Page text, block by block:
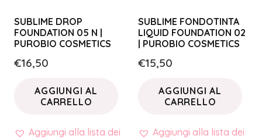
SUBLIME DROP
FOUNDATION 05 N |
PUROBIO COSMETICS
€16,50
AGGIUNGI AL
CARRELLO
Aggiungi alla lista dei
SUBLIME FONDOTINTA
LIQUID FOUNDATION 02
| PUROBIO COSMETICS
€15,50
AGGIUNGI AL
CARRELLO
Aggiungi alla lista dei